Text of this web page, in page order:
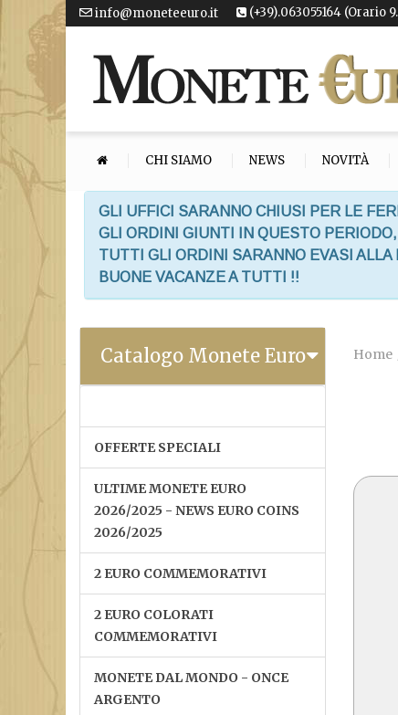
info@moneteeuro.it (+39).063055164 (Orario
CHI SIAMO NEWS NOVITÀ
GLI UFFICI SARANNO CHIUSI PER LE
GLI ORDINI GIUNTI IN QUESTO
TUTTI GLI ORDINI SARANNO EVASI
BUONE VACANZE A TUTTI !!
Catalogo Monete Euro
OFFERTE SPECIALI
ULTIME MONETE EURO
2026/2025 - NEWS EURO COINS
2026/2025
2 EURO COMMEMORATIVI
2 EURO COLORATI
COMMEMORATIVI
MONETE DAL MONDO - ONCE
ARGENTO
Home